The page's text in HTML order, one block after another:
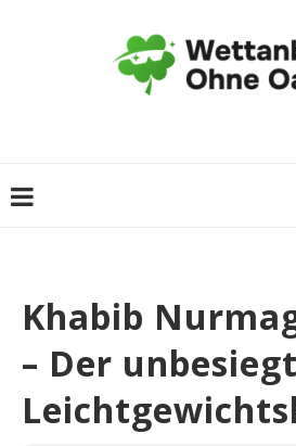
Khabib
– Der